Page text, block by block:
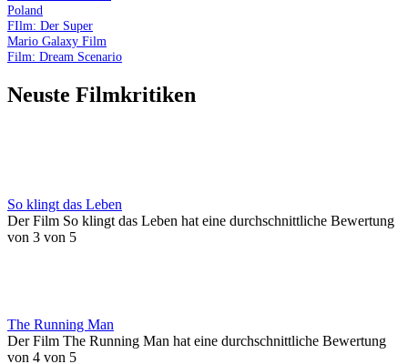
Poland
FIlm: Der Super
Mario Galaxy Film
Film: Dream Scenario
Neuste Filmkritiken
So klingt das Leben
Der Film So klingt das Leben hat eine durchschnittliche Bewertung
von 3 von 5
The Running Man
Der Film The Running Man hat eine durchschnittliche Bewertung
von 4 von 5